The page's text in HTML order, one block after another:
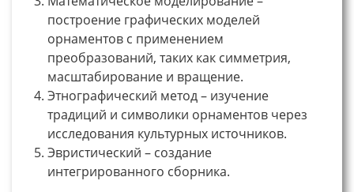
построение графических моделей
орнаментов с применением
преобразований, таких как симметрия,
масштабирование и вращение.
Этнографический метод – изучение
традиций и символики орнаментов через
исследования культурных источников.
Эвристический – создание
интегрированного сборника.